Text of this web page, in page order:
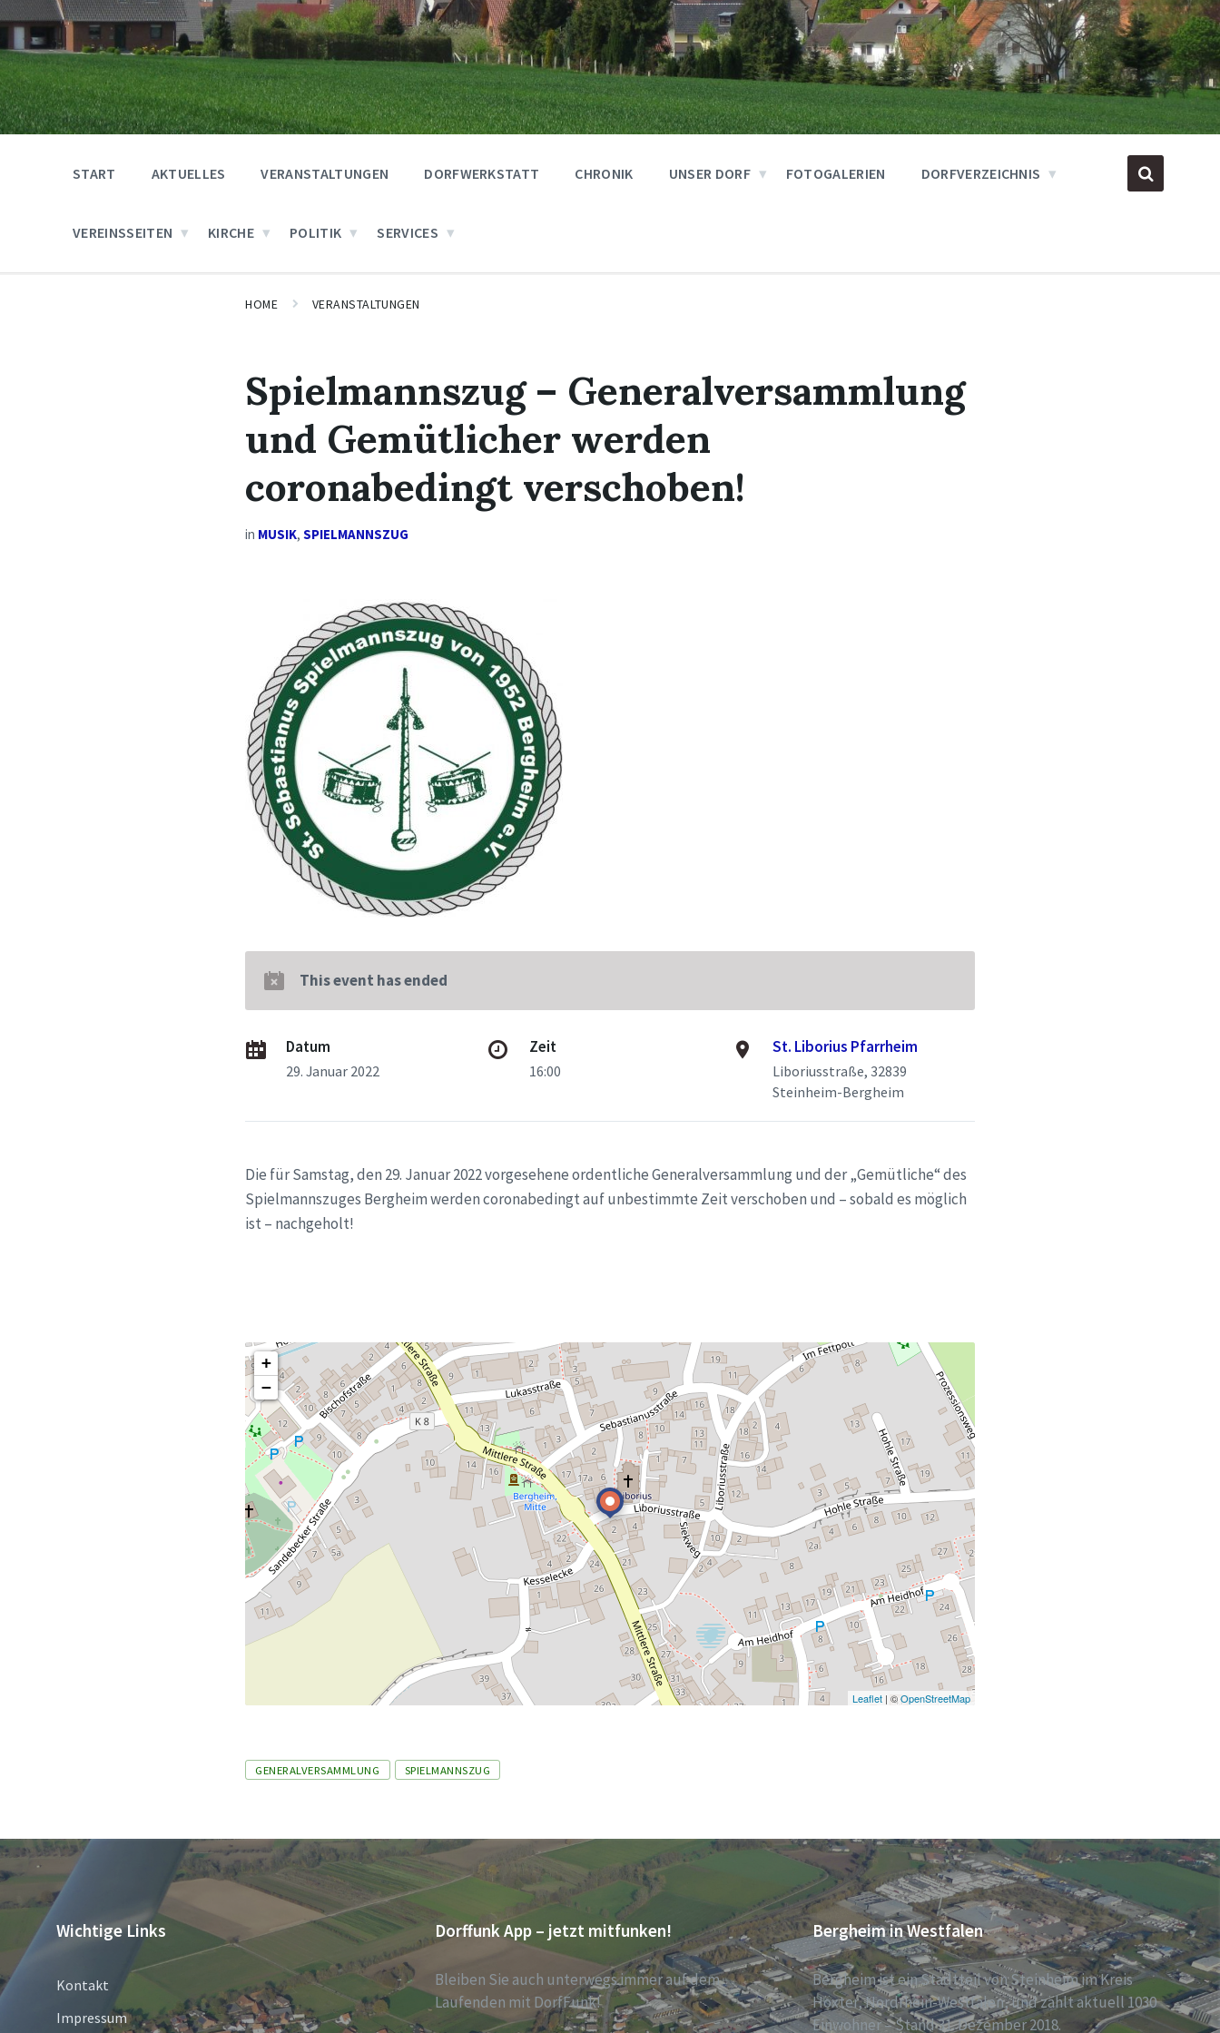
START AKTUELLES VERANSTALTUNGEN DORFWERKSTATT CHRONIK UNSER DORF FOTOGALERIEN DORFVERZEICHNIS
VEREINSSEITEN KIRCHE POLITIK SERVICES
HOME VERANSTALTUNGEN
Spielmannszug – Generalversammlung
und Gemütlicher werden
coronabedingt verschoben!
in MUSIK,SPIELMANNSZUG
This event has ended
Datum
29. Januar 2022
Zeit
16:00
St. Liborius Pfarrheim
Liboriusstraße, 32839
Steinheim-Bergheim
Die für Samstag, den 29. Januar 2022 vorgesehene ordentliche Generalversammlung und der „Gemütliche“ des
Spielmannszuges Bergheim werden coronabedingt auf unbestimmte Zeit verschoben und – sobald es möglich
ist – nachgeholt!
+
−
Leaflet| ©OpenStreetMap
Tags
GENERALVERSAMMLUNG SPIELMANNSZUG
Wichtige Links
Kontakt
Impressum
Dorffunk App – jetzt mitfunken!
Bleiben Sie auch unterwegs immer auf dem
Laufenden mit DorfFunk!
Bergheim in Westfalen
Bergheim ist ein Stadtteil von Steinheim im Kreis
Höxter, Nordrhein-Westfalen, und zählt aktuell 1030
Einwohner – Stand 31. Dezember 2018.